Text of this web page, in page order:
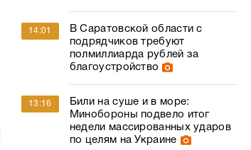
14:01
В Саратовской области с
подрядчиков требуют
полмиллиарда рублей за
благоустройство
13:16
Били на суше и в море:
Минобороны подвело итог
недели массированных ударов
по целям на Украине